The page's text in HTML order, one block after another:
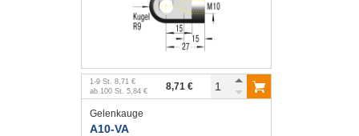
1-9 St. 8,71 €
ab 100 St. 5,84 € 8,71 €
Gelenkauge
A10-VA